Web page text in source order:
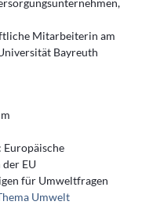
Mitarbeiterin am
Bayreuth
: Europäische
EU
für Umweltfragen
Umwelt